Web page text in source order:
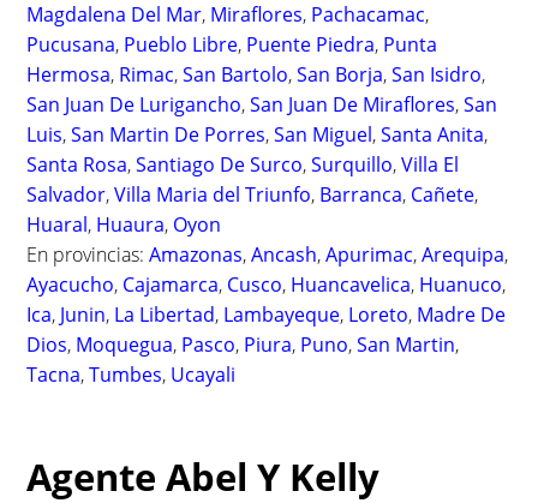
Magdalena Del Mar, Miraflores, Pachacamac,
Pucusana, Pueblo Libre, Puente Piedra, Punta
Hermosa, Rimac,San Bartolo,San Borja,San Isidro,
San Juan De Lurigancho,San Juan De Miraflores,San
Luis,San Martin De Porres,San Miguel,Santa Anita,
Santa Rosa,Santiago De Surco,Surquillo,Villa El
Salvador,Villa Maria del Triunfo, Barranca, Cañete,
Huaral, Huaura, Oyon
En provincias:Amazonas,Ancash,Apurimac,Arequipa,
Ayacucho, Cajamarca, Cusco, Huancavelica, Huanuco,
Ica, Junin, La Libertad, Lambayeque, Loreto, Madre De
Dios, Moquegua, Pasco, Piura, Puno,San Martin,
Tacna,Tumbes, Ucayali
Agente Abel Y Kelly